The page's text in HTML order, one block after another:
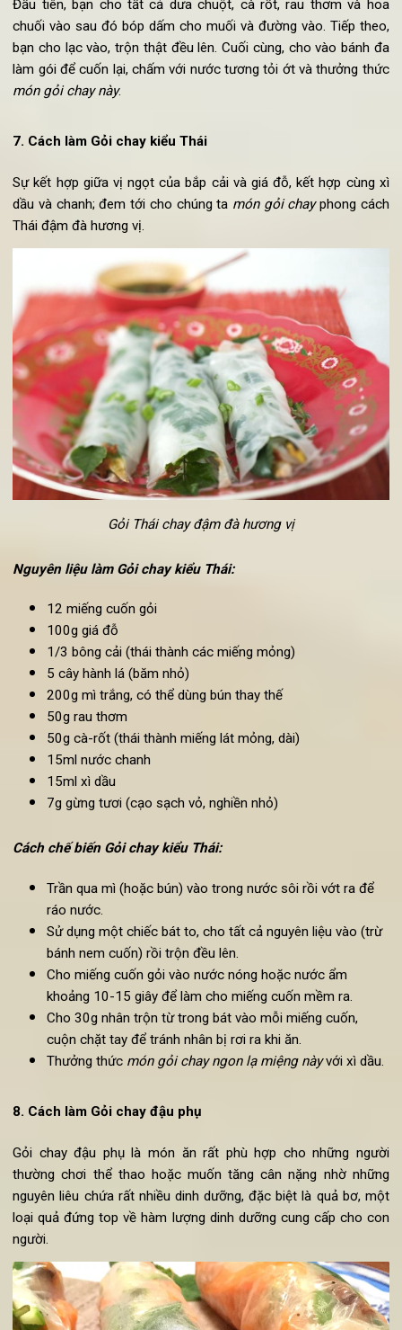
Gỏi chay cuốn nộm nguyên liệu đơn giản - dễ làm
Lạc vừng
Hoa chuối (làm sạch, bào thành sợi)
Cà rốt (cạo vỏ, thái miếng lát mỏng)
Dưa chuột (cạo vỏ, thái miếng lát mỏng)
Bánh đa cuốn
Dấm
Đường và muối
Đầu tiên, bạn cho tất cả dưa chuột, cà rốt, rau thơm và
chuối vào sau đó bóp dấm cho muối và đường vào. Tiếp
bạn cho lạc vào, trộn thật đều lên. Cuối cùng, cho vào bánh
làm gói để cuốn lại, chấm với nước tương tỏi ớt và thưởng
món gỏi chay này.
7. Cách làm Gỏi chay kiểu Thái
Sự kết hợp giữa vị ngọt của bắp cải và giá đỗ, kết hợp cùng
Thái đậm đà hương vị.
Gỏi Thái chay đậm đà hương vị
Nguyên liệu làm Gỏi chay kiểuThái:
12 miếng cuốn gỏi
100g giá đỗ
1/3 bông cải (thái thành các miếng mỏng)
5 cây hành lá (băm nhỏ)
200g mì trắng, có thể dùng bún thay thế
50g cà-rốt (thái thành miếng lát mỏng, dài)
15ml xì dầu
7g gừng tươi (cạo sạch vỏ, nghiền nhỏ)
Cách chế biến Gỏi chay kiểu
Trần qua mì (hoặc bún) vào trong nước sôi rồi vớt ra để
ráo nước.
Sử dụng một chiếc bát to, cho tất cả nguyên liệu vào (trừ